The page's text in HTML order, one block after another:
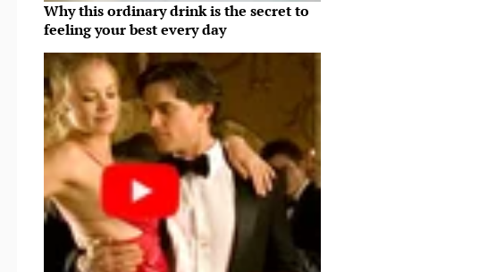
Why this ordinary drink is the secret to
feeling your best every day